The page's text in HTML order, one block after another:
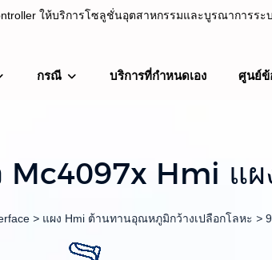
ให้บริการโซลูชั่นอุตสาหกรรมและบูรณาการระ
ริการโซลูชั่นอุตสาหกรรมและบูรณาการระบบตั้งแต่ปี
กรณี บริการที่กำหนดเอง ศูนย์ข้
Mc4097x Hmi แผ
> แผง Hmi ต้านทานอุณหภูมิกว้างเปลือกโลหะ >